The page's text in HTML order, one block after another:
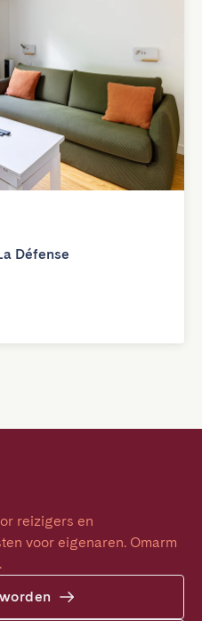
Défense
reizigers en
voor eigenaren. Omarm